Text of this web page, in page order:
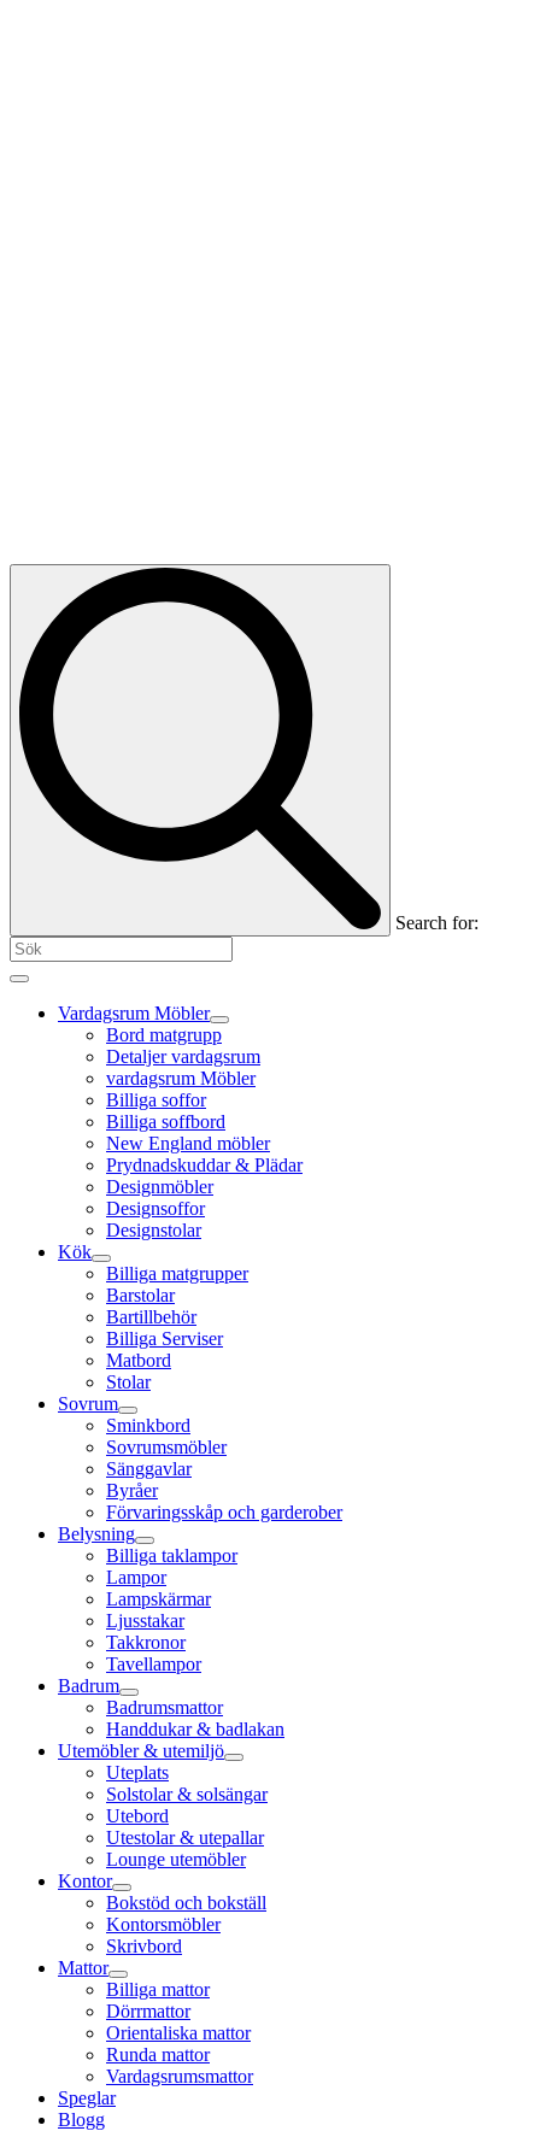
Search for:
Vardagsrum Möbler
Bord matgrupp
Detaljer vardagsrum
vardagsrum Möbler
Billiga soffor
Billiga soffbord
New England möbler
Prydnadskuddar & Plädar
Designmöbler
Designsoffor
Designstolar
Kök
Billiga matgrupper
Barstolar
Bartillbehör
Billiga Serviser
Matbord
Stolar
Sovrum
Sminkbord
Sovrumsmöbler
Sänggavlar
Byråer
Förvaringsskåp och garderober
Belysning
Billiga taklampor
Lampor
Lampskärmar
Ljusstakar
Takkronor
Tavellampor
Badrum
Badrumsmattor
Handdukar & badlakan
Utemöbler & utemiljö
Uteplats
Solstolar & solsängar
Utebord
Utestolar & utepallar
Lounge utemöbler
Kontor
Bokstöd och bokställ
Kontorsmöbler
Skrivbord
Mattor
Billiga mattor
Dörrmattor
Orientaliska mattor
Runda mattor
Vardagsrumsmattor
Speglar
Blogg